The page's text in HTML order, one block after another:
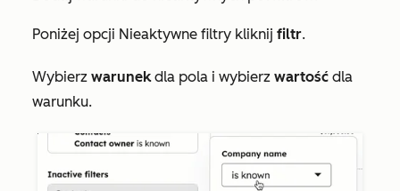
Poniżej opcji Nieaktywne filtry kliknij filtr.
Wybierz warunekdla pola i wybierz wartość dla
warunku.